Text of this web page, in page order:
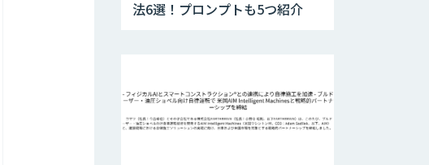
法6選！プロンプトも5つ紹介